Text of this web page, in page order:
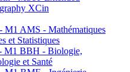
XCin
M1 AMS - Mathématiques
et Statistiques
M1 BBH - Biologie,
et Santé